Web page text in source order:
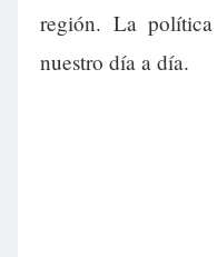
región. La
nuestro día a día.